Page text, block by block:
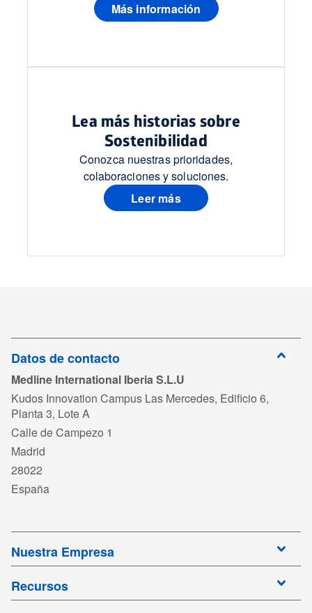
Más información
Lea más historias sobre
Sostenibilidad
Conozca nuestras prioridades,
colaboraciones y soluciones.
Leer más
Datos de contacto
Medline International Iberia S.L.U
Kudos Innovation Campus Las Mercedes, Edificio 6,
Planta 3, Lote A
Calle de Campezo 1
Madrid
28022
España
Nuestra Empresa
Recursos